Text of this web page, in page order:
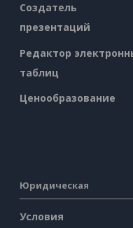
Создатель
презентаций
Редактор
таблиц
Ценообразование
Юридическая
Условия